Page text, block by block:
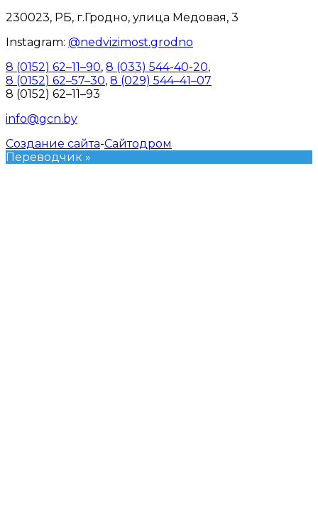
230023, РБ, г.Гродно, улица Медовая, 3
Instagram: @nedvizimost.grodno
8 (0152) 62–11–90, 8 (033) 544-40-20,
8 (0152) 62–57–30, 8 (029) 544–41–07
8 (0152) 62–11–93
info@gcn.by
Создание сайта-Сайтодром
Переводчик »